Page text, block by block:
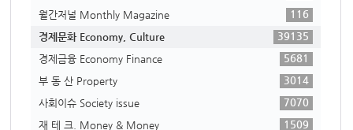
월간저널 Monthly Magazine
116
경제문화 Economy, Culture
39135
경제금융 Economy Finance
5681
부 동 산 Property
3014
사회이슈 Society issue
7070
재 테 크. Money & Money
1509